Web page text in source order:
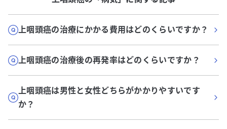
上咽頭癌の治療にかかる費用はどのくらいですか？
上咽頭癌の治療後の再発率はどのくらいですか？
上咽頭癌は男性と女性どちらがかかりやすいです
か？